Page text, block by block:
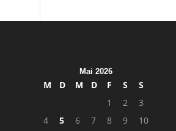
Mai 2026
M D M D F S
S
1
2
3
4
5 6 7 8 9
10